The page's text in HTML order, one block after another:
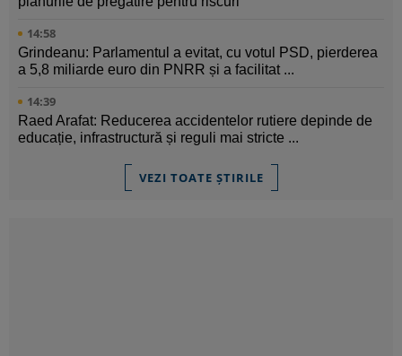
14:58
Grindeanu: Parlamentul a evitat, cu votul PSD, pierderea
a 5,8 miliarde euro din PNRR și a facilitat ...
14:39
Raed Arafat: Reducerea accidentelor rutiere depinde de
educație, infrastructură și reguli mai stricte ...
VEZI TOATE ȘTIRILE